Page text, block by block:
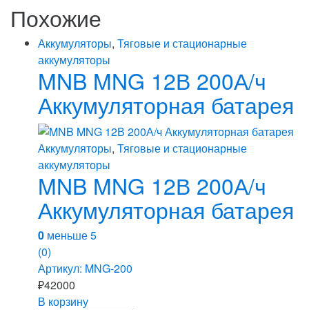
Похожие
Аккумуляторы, Тяговые и стационарные
аккумуляторы
MNB MNG 12В 200А/ч
Аккумуляторная батарея
Аккумуляторы, Тяговые и стационарные
аккумуляторы
MNB MNG 12В 200А/ч
Аккумуляторная батарея
0 меньше 5
(0)
Артикул: MNG-200
₽42000
В корзину